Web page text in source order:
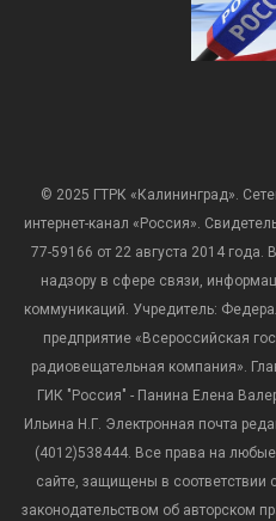
© 2025 ГТРК «Калининград».
интернет-канал «Россия».
77-59166 от 22 августа 2014
надзору в сфере связи,
коммуникаций. Учредитель:
предприятие «Всероссийская
радиовещательная компания».
ГИК "Россия" - Панина Елена
Ильина Н.Г. Электронная почта
(4012)538444. Все права на
сайте, защищены в
законодательством об авторском